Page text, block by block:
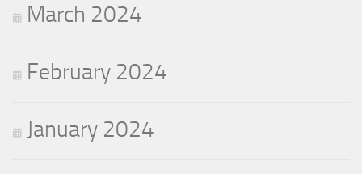
March 2024
February 2024
January 2024